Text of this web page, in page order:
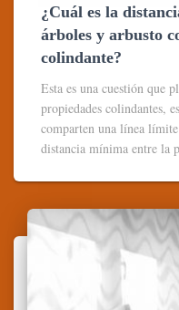
¿Cuál es la
árboles y arbusto
colindante?
Esta es una cuestión que
propiedades colindantes,
comparten una línea
distancia mínima entre la